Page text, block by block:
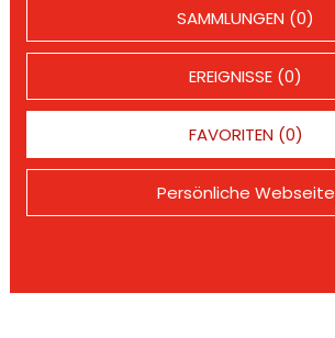
SAMMLUNGEN (0)
EREIGNISSE (0)
FAVORITEN (0)
Persönliche Webseite